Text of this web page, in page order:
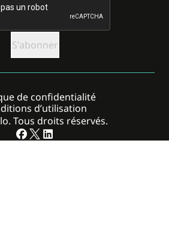
Tous droits réservés.
de confidentialité
d’utilisation